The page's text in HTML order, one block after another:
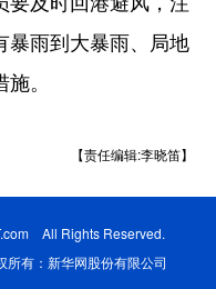
한국어
暴雨到大暴雨、局地
。
【责任编辑:李晓笛】
All Rights Reserved.
有：新华网股份有限公司